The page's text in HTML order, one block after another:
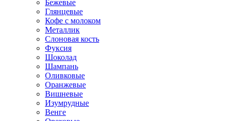
Бежевые
Глянцевые
Кофе с молоком
Металлик
Слоновая кость
Фуксия
Шоколад
Шампань
Оливковые
Оранжевые
Вишневые
Изумрудные
Венге